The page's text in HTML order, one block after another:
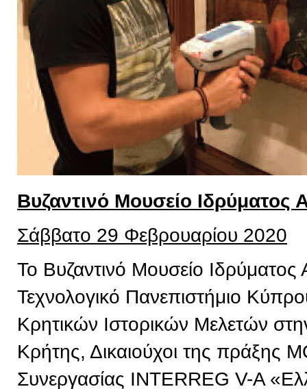
Βυζαντινό Μουσείο Ιδρύματος
Σάββατο 29 Φεβρουαρίου 2020
Το Βυζαντινό Μουσείο
Τεχνολογικό Πανεπιστήμιο
Κρητικών Ιστορικών Μελετών
Κρήτης, Δικαιούχοι της πράξης
Συνεργασίας INTERREG V-A